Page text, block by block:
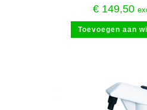
€ 149,50
Toevoegen aan